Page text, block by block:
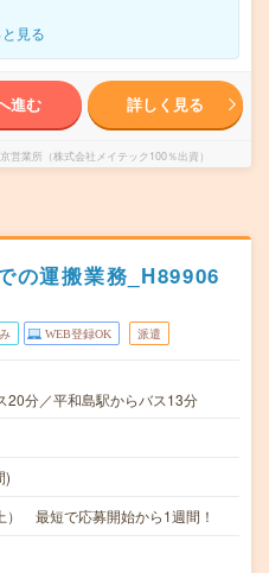
見る
進む 詳しく見る
営業所（株式会社メイテック100％出資）
の運搬業務_H89906
WEB登録OK 派遣
20分／平和島駅からバス13分
)
） 最短で応募開始から1週間！